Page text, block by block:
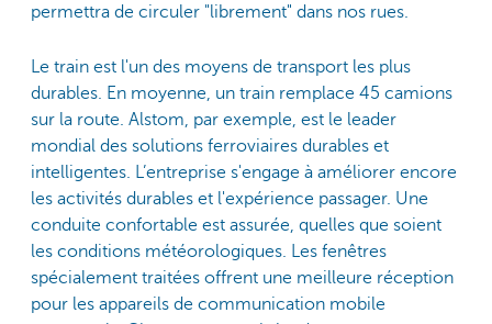
permettra de circuler "librement" dans nos rues.
Le train est l'un des moyens de transport les plus
durables. En moyenne, un train remplace 45 camions
sur la route. Alstom, par exemple, est le leader
mondial des solutions ferroviaires durables et
intelligentes. L’entreprise s'engage à améliorer encore
les activités durables et l'expérience passager. Une
conduite confortable est assurée, quelles que soient
les conditions météorologiques. Les fenêtres
spécialement traitées offrent une meilleure réception
pour les appareils de communication mobile